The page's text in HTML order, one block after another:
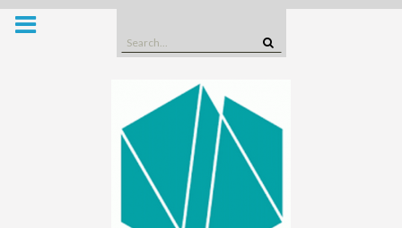
Skip
Search
for: